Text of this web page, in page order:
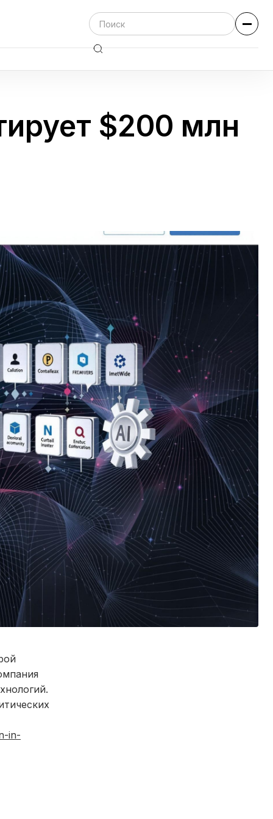
$200 млн
in-